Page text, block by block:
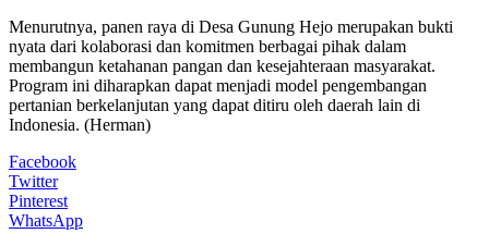
Menurutnya, panen raya di Desa Gunung Hejo merupakan bukti
nyata dari kolaborasi dan komitmen berbagai pihak dalam
membangun ketahanan pangan dan kesejahteraan masyarakat.
Program ini diharapkan dapat menjadi model pengembangan
pertanian berkelanjutan yang dapat ditiru oleh daerah lain di
Indonesia. (Herman)
Facebook
Twitter
Pinterest
WhatsApp